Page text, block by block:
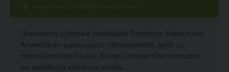
Majvikintie 201 06200 Porvoo, Porvoo
Uimaranta sijaitsee Vessöössä Sondbyn itäkärjessä.
Alueella on pukusuojat, ulkokäymälät, grilli ja
telttailumahdollisuus. Koirat uimaan Osa rannasta
on aidattu ja siellä voi uittaa...